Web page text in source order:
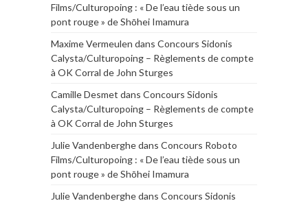
Films/Culturopoing : « De l’eau tiède sous un
pont rouge » de Shōhei Imamura
Maxime Vermeulen dans Concours Sidonis
Calysta/Culturopoing – Règlements de compte
à OK Corral de John Sturges
Camille Desmet dans Concours Sidonis
Calysta/Culturopoing – Règlements de compte
à OK Corral de John Sturges
Julie Vandenberghedans Concours Roboto
Films/Culturopoing : « De l’eau tiède sous un
pont rouge » de Shōhei Imamura
Julie Vandenberghedans Concours Sidonis